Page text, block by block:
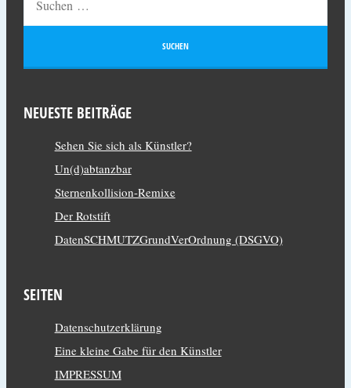
NEUESTE BEITRÄGE
Sehen Sie sich als Künstler?
Un(d)abtanzbar
Sternenkollision-Remixe
Der Rotstift
DatenSCHMUTZGrundVerOrdnung (DSGVO)
SEITEN
Datenschutzerklärung
Eine kleine Gabe für den Künstler
IMPRESSUM